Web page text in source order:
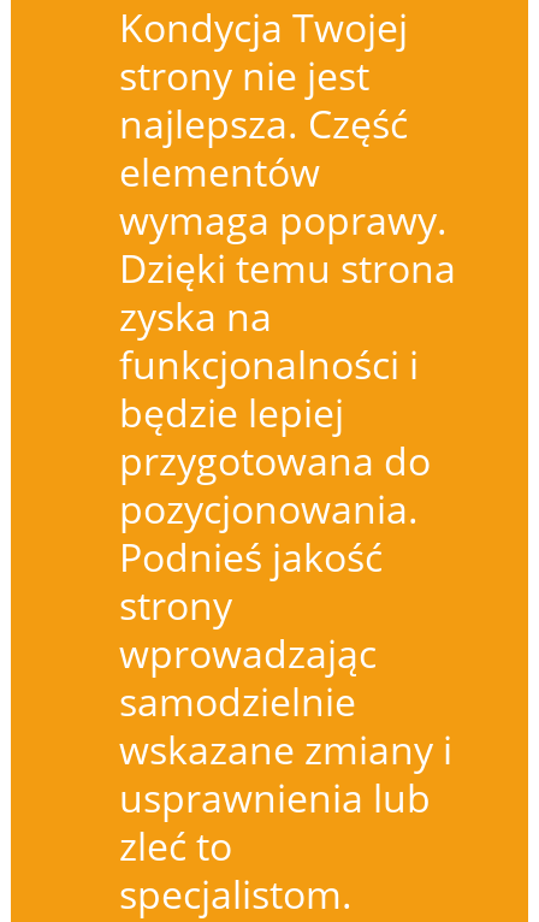
Kondycja Twojej
strony nie jest
najlepsza. Część
elementów
wymaga poprawy.
Dzięki temu strona
zyska na
funkcjonalności i
będzie lepiej
przygotowana do
pozycjonowania.
Podnieś jakość
strony
wprowadzając
samodzielnie
wskazane zmiany i
usprawnienia lub
zleć to
specjalistom.